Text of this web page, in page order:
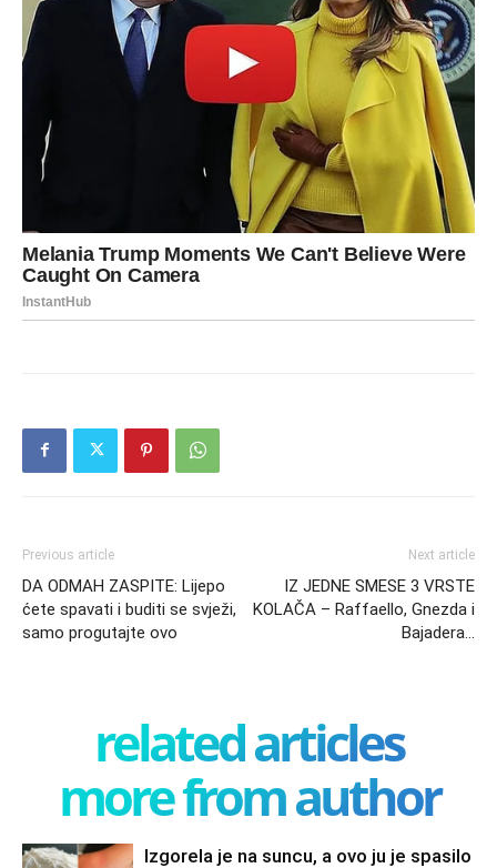
Previous article
DA ODMAH ZASPITE: Lijepo
ćete spavati i buditi se svježi,
samo progutajte ovo
Next article
IZ JEDNE SMESE 3 VRSTE
KOLAČA – Raffaello, Gnezda i
Bajadera…
related articles
more from author
Izgorela je na suncu, a ovo ju je spasilo